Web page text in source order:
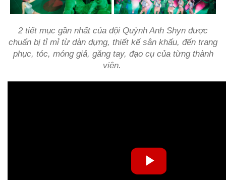
2 tiết mục gần nhất của đội Quỳnh Anh Shyn được
chuẩn bị tỉ mỉ từ dàn dựng, thiết kế sân khấu, đến trang
phục, tóc, móng giả, găng tay, đạo cụ của từng thành
viên.